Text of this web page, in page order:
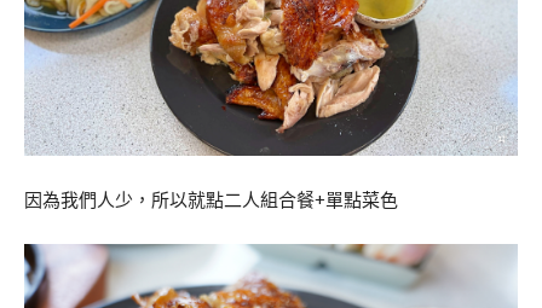
因為我們人少，所以就點二人組合餐+單點菜色